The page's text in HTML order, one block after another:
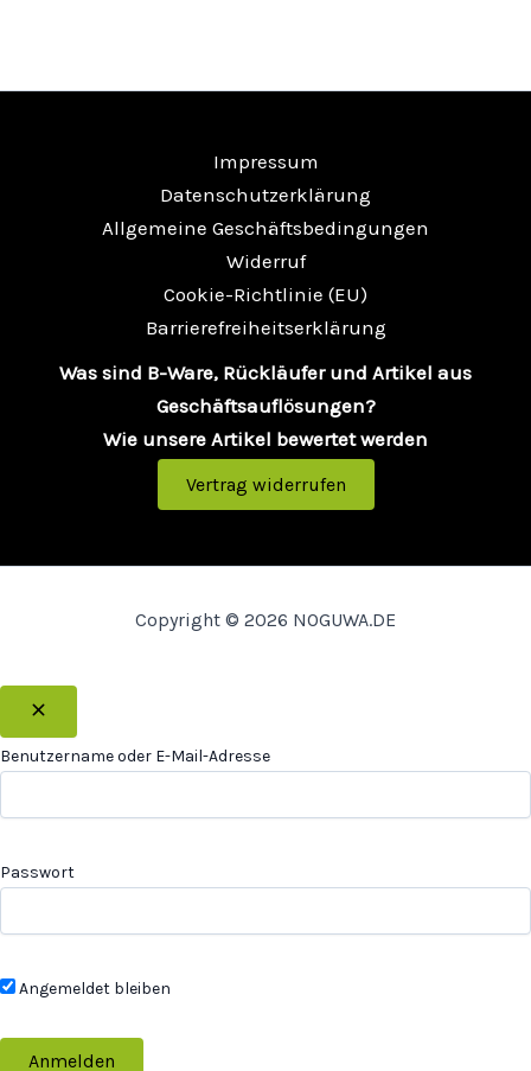
Impressum
Datenschutzerklärung
Allgemeine Geschäftsbedingungen
Widerruf
Cookie-Richtlinie (EU)
Barrierefreiheitserklärung
Was sind B-Ware, Rückläufer und Artikel aus
Geschäftsauflösungen?
Wie unsere Artikel bewertet werden
Vertrag widerrufen
Copyright © 2026 NOGUWA.DE
Benutzername oder E-Mail-Adresse
Passwort
Angemeldet bleiben